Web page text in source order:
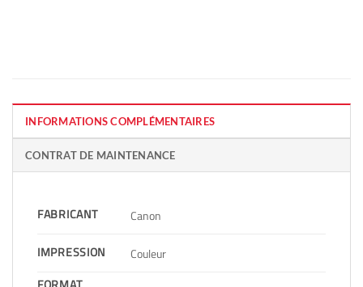
INFORMATIONS COMPLÉMENTAIRES
CONTRAT DE MAINTENANCE
FABRICANT Canon
IMPRESSION
Couleur